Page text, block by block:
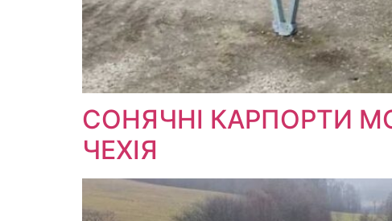
СОНЯЧНІ КАРПОРТИ
ЧЕХІЯ